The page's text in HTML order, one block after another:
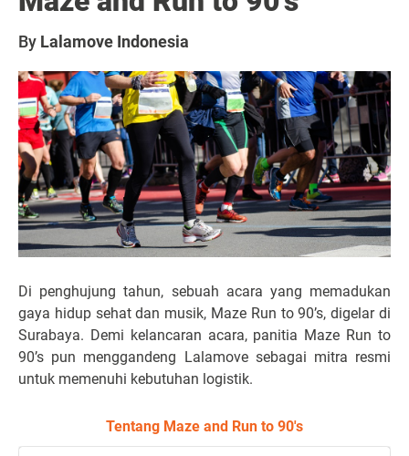
By Lalamove Indonesia
Di penghujung tahun, sebuah acara yang memadukan
gaya hidup sehat dan musik, Maze Run to 90’s, digelar di
Surabaya. Demi kelancaran acara, panitia Maze Run to
90’s pun menggandeng Lalamove sebagai mitra resmi
untuk memenuhi kebutuhan logistik.
Tentang Maze and Run to 90's